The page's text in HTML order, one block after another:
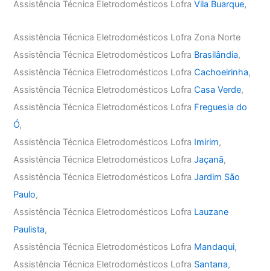
Assistência Técnica Eletrodomésticos LofraVila Buarque,
Assistência Técnica Eletrodomésticos Lofra Zona Norte
Assistência Técnica Eletrodomésticos Lofra Brasilândia,
Assistência Técnica Eletrodomésticos LofraCachoeirinha,
Assistência Técnica Eletrodomésticos LofraCasa Verde,
Assistência Técnica Eletrodomésticos Lofra Freguesia do
Ó,
Assistência Técnica Eletrodomésticos Lofra Imirim,
Assistência Técnica Eletrodomésticos LofraJaçanã,
Assistência Técnica Eletrodomésticos LofraJardim São
Paulo,
Assistência Técnica Eletrodomésticos Lofra Lauzane
Paulista,
Assistência Técnica Eletrodomésticos Lofra Mandaqui,
Assistência Técnica Eletrodomésticos Lofra Santana,